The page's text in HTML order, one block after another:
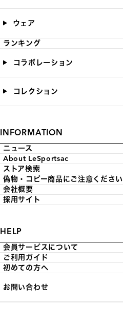
ウェア
ランキング
コラボレーション
コレクション
INFORMATION
ニュース
About LeSportsac
ストア検索
偽物・コピー商品にご注意ください
会社概要
採用サイト
HELP
会員サービスについて
ご利用ガイド
初めての方へ
お問い合わせ